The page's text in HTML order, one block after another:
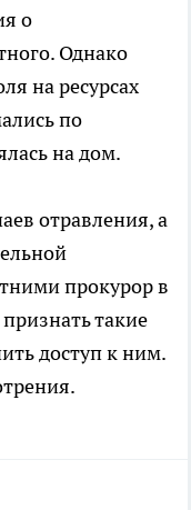
о
Однако
на ресурсах
по
на дом.
отравления, а
прокурор в
такие
доступ к ним.